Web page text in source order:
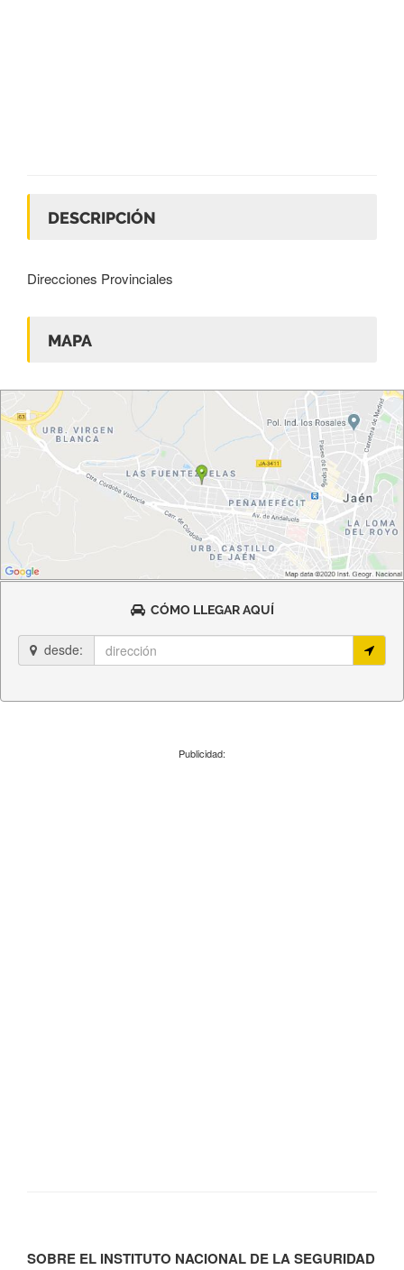
DESCRIPCIÓN
Direcciones Provinciales
MAPA
CÓMO LLEGAR AQUÍ
desde:
Publicidad:
SOBRE EL INSTITUTO NACIONAL DE LA SEGURIDAD